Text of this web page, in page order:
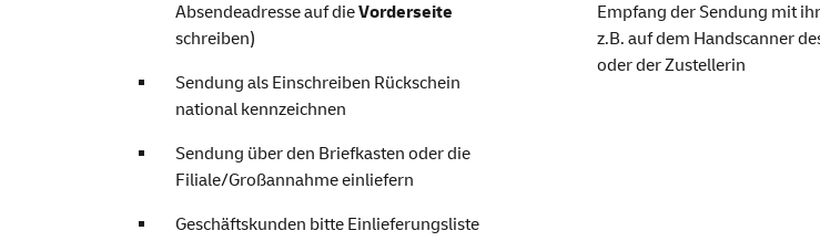
Absendeadresse auf dieVorderseite
schreiben)
Sendung als Einschreiben Rückschein
national kennzeichnen
Sendung über den Briefkasten oder die
Filiale/Großannahme einliefern
Geschäftskunden bitte Einlieferungsliste
Empfang der Sendung mit
z.B. auf dem Handscanner
oder der Zustellerin